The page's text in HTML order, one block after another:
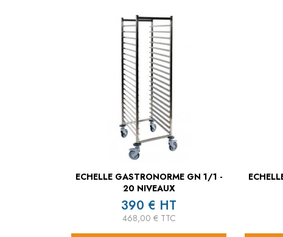
ECHELLE GASTRONORME GN 1/1 -
20 NIVEAUX
390 € HT
468,00 € TTC